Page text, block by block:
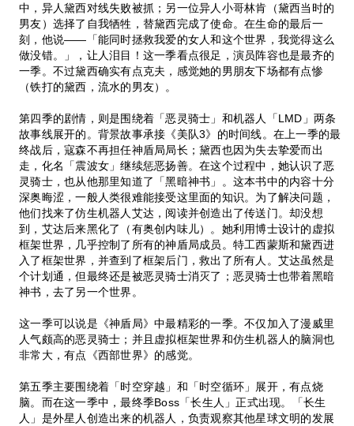
中，异人黛西对线失败被抓；另一位异人小哥林肯（黛西当时的
男友）选择了自我牺牲，替黛西完成了使命。在生命的最后一
刻，他说——「能同时拯救我爱的女人和这个世界，我觉得这么
做没错。」，让人泪目！这一季看点很足，演员阵容也是最齐的
一季。不过黛西确实有点克夫，感觉她的男朋友下场都有点惨
（铁打的黛西，流水的男友）。
第四季的剧情，则是围绕着「恶灵骑士」和机器人「LMD」两条
故事线展开的。背景故事承接《美队3》的时间线。在上一季的最
终战后，寇森不再担任神盾局局长；黛西也因为失去挚爱而出
走，化名「震波女」继续惩恶扬善。在这个过程中，她认识了恶
灵骑士，也从他那里知道了「黑暗神书」。这本书中的内容十分
深奥晦涩，一般人类很难能接受这里面的知识。为了解决问题，
他们找来了仿生机器人艾达，阅读并创造出了传送门。却没想
到，艾达后来黑化了（有奥创内味儿）。她利用博士设计的虚拟
框架世界，几乎控制了所有的神盾局成员。特工西蒙斯和黛西进
入了框架世界，并查到了框架后门，救出了所有人。艾达虽然是
个计划通，但最终还是被恶灵骑士消灭了；恶灵骑士也带着黑暗
神书，去了另一个世界。
这一季可以说是《神盾局》中最精彩的一季。不仅加入了漫威里
人气颇高的恶灵骑士；并且虚拟框架世界和仿生机器人的脑洞也
非常大，有点《西部世界》的感觉。
第五季主要围绕着「时空穿越」和「时空循环」展开，有点烧
脑。而在这一季中，最终季Boss「长生人」正式出现。「长生
人」是外星人创造出来的机器人，负责观察其他星球文明的发展